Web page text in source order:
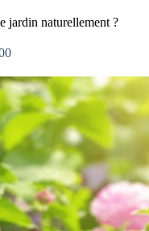
jardin naturellement ?